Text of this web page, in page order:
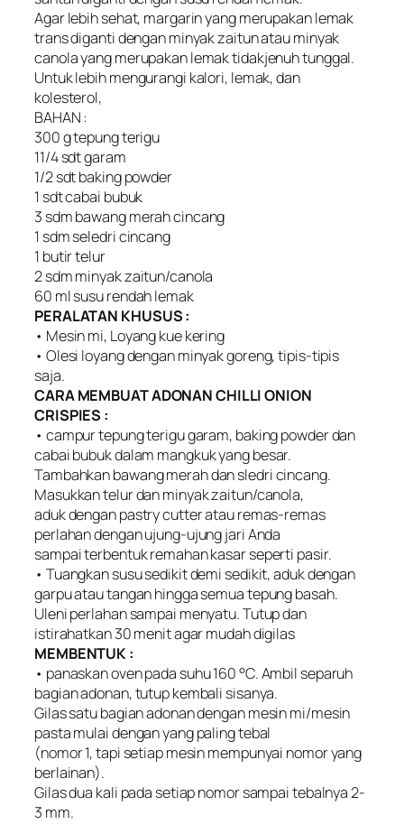
Agar lebih sehat, margarin yang merupakan lemak
trans diganti dengan minyak zaitun atau minyak
canola yang merupakan lemak tidakjenuh tunggal.
Untuk lebih mengurangi kalori, lemak, dan
kolesterol,
BAHAN :
300 g tepung terigu
11/4 sdt garam
1/2 sdt baking powder
1 sdt cabai bubuk
3 sdm bawang merah cincang
1 sdm seledri cincang
1 butir telur
2 sdm minyak zaitun/canola
60 ml susu rendah lemak
PERALATAN KHUSUS :
• Mesin mi, Loyang kue kering
• Olesi loyang dengan minyak goreng, tipis-tipis
saja.
CARA MEMBUAT ADONAN CHILLI ONION
CRISPIES :
• campur tepung terigu garam, baking powder dan
cabai bubuk dalam mangkuk yang besar.
Tambahkan bawang merah dan sledri cincang.
Masukkan telur dan minyak zaitun/canola,
aduk dengan pastry cutter atau remas-remas
perlahan dengan ujung-ujung jari Anda
sampai terbentuk remahan kasar seperti pasir.
• Tuangkan susu sedikit demi sedikit, aduk dengan
garpu atau tangan hingga semua tepung basah.
Uleni perlahan sampai menyatu. Tutup dan
istirahatkan 30 menit agar mudah digilas
MEMBENTUK :
• panaskan oven pada suhu 160 °C. Ambil separuh
bagian adonan, tutup kembali sisanya.
Gilas satu bagian adonan dengan mesin mi/mesin
pasta mulai dengan yang paling tebal
(nomor 1, tapi setiap mesin mempunyai nomor yang
berlainan).
Gilas dua kali pada setiap nomor sampai tebalnya 2-
3 mm.